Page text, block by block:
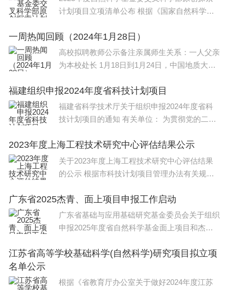
计划项目立项清单公布 根据《国家自然科学基
一周热闻回顾（2024年1月28日）
高校拟聘教师公示备注亲属师生关系：一人父亲
为本校处长 1月18日到1月24日，中国地质大学
福建组织申报2024年度省科技计划项目
福建省科学技术厅关于组织申报2024年度省科
技计划项目的通知 有关单位： 为贯彻党的二十
2023年度上海工程技术研究中心评估结果公示
关于2023年度上海工程技术研究中心评估结果
的公示 根据市科技计划项目管理办法有关规
广东省2025杰青、面上项目申报工作启动
广东省基础与应用基础研究基金委员会关于组织
申报2025年度省自然科学基金面上项目和杰出
江苏省高等学校基础科学(自然科学)研究项目拟立项
名单公示
根据《省教育厅办公室关于做好2024年度江苏